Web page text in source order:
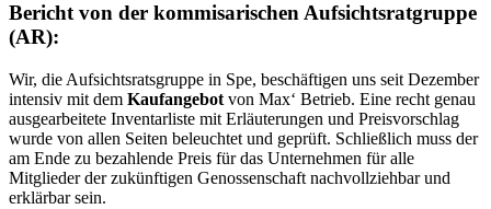
Bericht von der kommisarischen Aufsichtsratgruppe
(AR):
Wir, die Aufsichtsratsgruppe in Spe, beschäftigen uns seit Dezember
intensiv mit dem Kaufangebot von Max‘ Betrieb. Eine recht genau
ausgearbeitete Inventarliste mit Erläuterungen und Preisvorschlag
wurde von allen Seiten beleuchtet und geprüft. Schließlich muss der
am Ende zu bezahlende Preis für das Unternehmen für alle
Mitglieder der zukünftigen Genossenschaft nachvollziehbar und
erklärbar sein.